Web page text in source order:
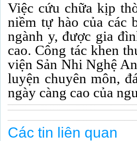
Việc cứu chữa kịp
niềm tự hào của các
ngành y, được gia
cao. Công tác khen
viện Sản Nhi Nghệ
luyện chuyên môn,
ngày càng cao của
Các tin liên quan